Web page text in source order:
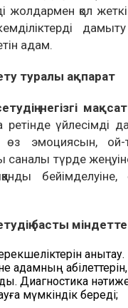
жолдармен қол
адам.
туралы ақпарат
негізгі
өз эмоциясын, ой-
саналы түрде
басты
қабілеттерін,
Диагностика
мүмкіндік береді;